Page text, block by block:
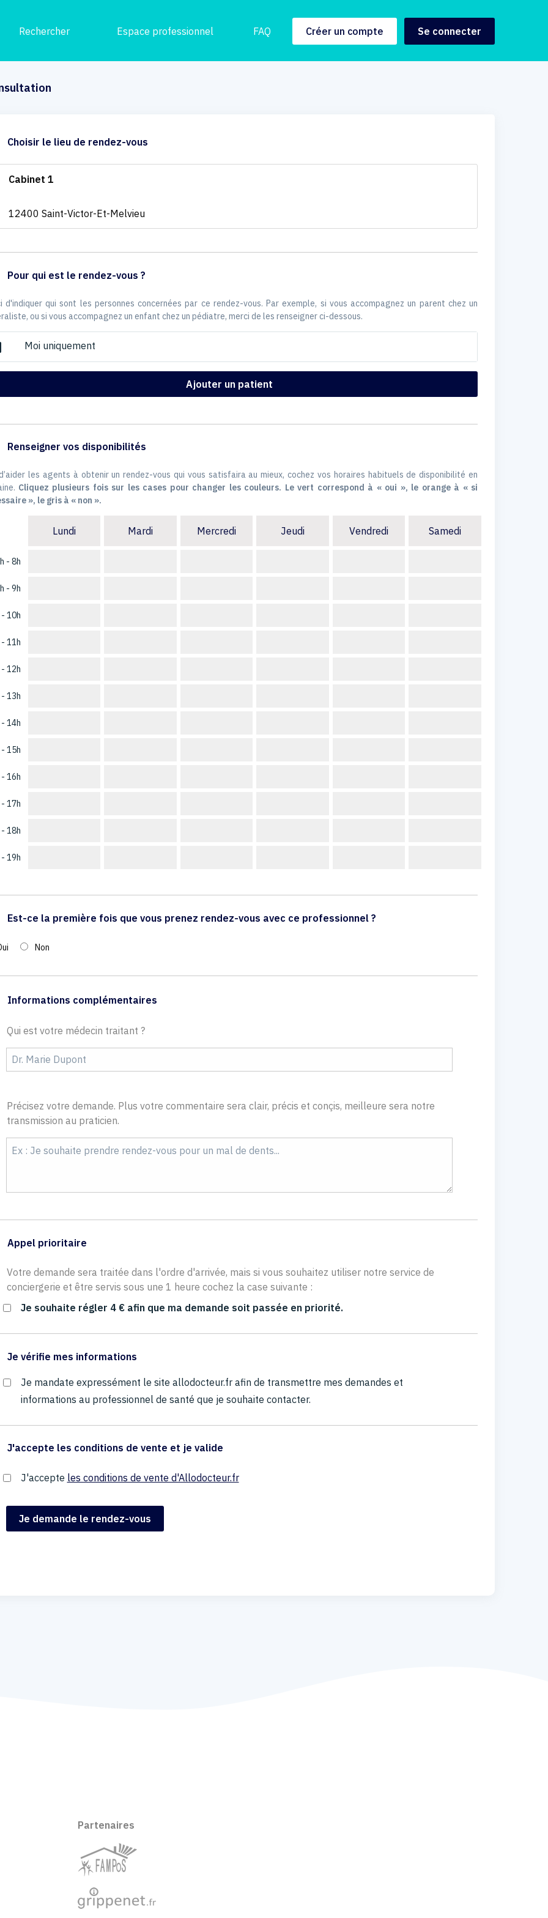
Rechercher Espace professionnel FAQ Créer un compte Se connecter
Choisir le lieu de rendez-vous
Cabinet 1
12400 Saint-Victor-Et-Melvieu
Pour qui est le rendez-vous ?
d'indiquer qui sont les personnes concernées par ce rendez-vous. Par exemple, si vous accompagnez un parent chez un
ou si vous accompagnez un enfant chez un pédiatre, merci de les renseigner ci-dessous.
Moi uniquement
Ajouter un patient
Renseigner vos disponibilités
les agents à obtenir un rendez-vous qui vous satisfaira au mieux, cochez vos horaires habituels de disponibilité en
Cliquez plusieurs fois sur les cases pour changer les couleurs. Le vert correspond à « oui », le orange à « si
», le gris à « non ».
- 8h
- 9h
10h
11h
12h
13h
14h
15h
16h
17h
18h
19h
Lundi Mardi Mercredi Jeudi Vendredi Samedi
Est-ce la première fois que vous prenez rendez-vous avec ce professionnel ?
Non
Informations complémentaires
Qui est votre médecin traitant ?
Précisez votre demande. Plus votre commentaire sera clair, précis et conçis, meilleure sera notre
transmission au praticien.
Appel prioritaire
Votre demande sera traitée dans l'ordre d'arrivée, mais si vous souhaitez utiliser notre service de
conciergerie et être servis sous une 1 heure cochez la case suivante :
Je souhaite régler 4 € afin que ma demande soit passée en priorité.
Je vérifie mes informations
Je mandate expressément le site allodocteur.fr afin de transmettre mes demandes et
informations au professionnel de santé que je souhaite contacter.
J'accepte les conditions de vente et je valide
J'accepte les conditions de vente d'Allodocteur.fr
Partenaires